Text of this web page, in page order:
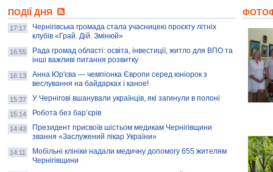
колекцію про війну, емоції та тварин
AB InBev Efes Україна підтримала
навчальний проєкт "Молодіжна бізнес-
школа", спрямований на розвиток
підприємництва у Чернігівській області
Золота тварина: видання Forbes
написало про чернігівця Патрона: хто і
скільки на ньому заробляє? І куди
витрачають?
ПОДІЇ ДНЯ
17:17
Чернігівська громада стала учасницею проєкту літніх
клубів «Грай. Дій. Змінюй»
16:55
Рада громад області: освіта, інвестиції, житло для ВПО та
інші важливі питання розвитку
16:13
Анна Юр'єва — чемпіонка Європи серед юніорок з
веслування на байдарках і каное!
15:37 У Чернігові вшанували українців, які загинули в полоні
15:14 Робота без бар’єрів
14:43
Президент присвоїв шістьом медикам Чернігівщини
звання «Заслужений лікар України»
14:11
Мобільні клініки надали медичну допомогу 655 жителям
Чернігівщини